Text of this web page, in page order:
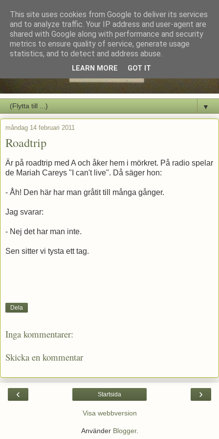
▼
måndag 14 februari 2011
Roadtrip
Är på roadtrip med A och åker hem i mörkret. På radio spelar
de Mariah Careys "I can't live". Då säger hon:
- Åh! Den här har man gråtit till många gånger.
Jag svarar:
- Nej det har man inte.
Sen sitter vi tysta ett tag.
Dela
Inga kommentarer:
Skicka en kommentar
‹ ›
Startsida
Visa webbversion
Använder Blogger.
This site uses cookies from Google to deliver its services
and to analyze traffic. Your IP address and user-agent are
shared with Google along with performance and security
metrics to ensure quality of service, generate usage
statistics, and to detect and address abuse.
LEARN MORE GOT IT